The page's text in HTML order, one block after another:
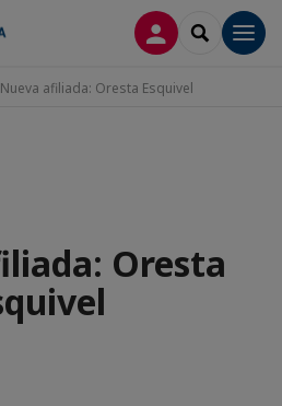
CONECTARSE
SEARCH
Nueva afiliada: Oresta Esquivel
Oresta